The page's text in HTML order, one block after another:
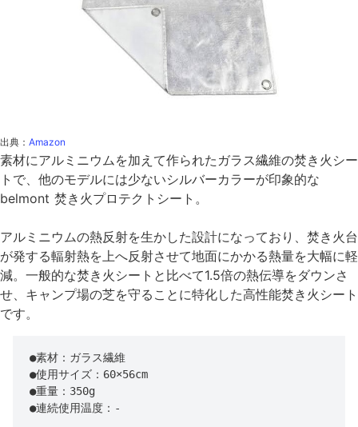
出典： Amazon
素材にアルミニウムを加えて作られたガラス繊維の焚き火シー
トで、他のモデルには少ないシルバーカラーが印象的な
belmont 焚き火プロテクトシート。
アルミニウムの熱反射を生かした設計になっており、焚き火台
が発する輻射熱を上へ反射させて地面にかかる熱量を大幅に軽
減。一般的な焚き火シートと比べて1.5倍の熱伝導をダウンさ
せ、キャンプ場の芝を守ることに特化した高性能焚き火シート
です。
●素材：ガラス繊維
●使用サイズ：60×56cm
●重量：350g
●連続使用温度：-